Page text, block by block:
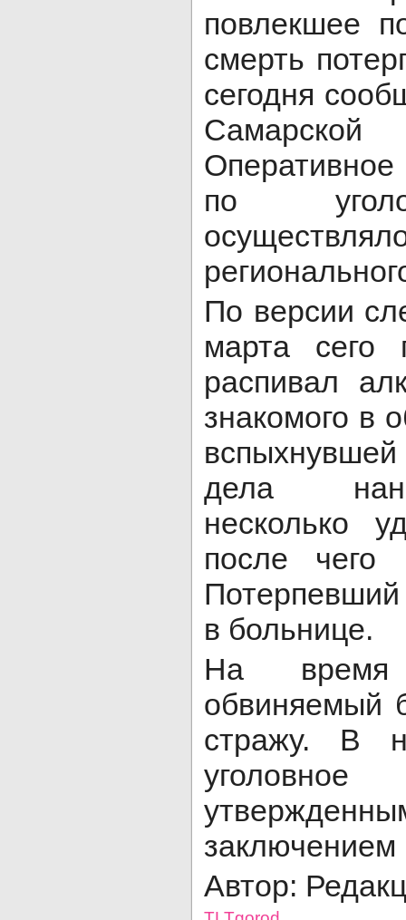
повлекшее
смерть
сегодня
по
По версии
марта сего
распивал
знакомого в
дела
несколько
после чего
Потерпевший
в больнице.
На время
обвиняемый
стражу. В
заключением
Автор: